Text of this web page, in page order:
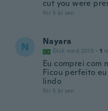
cut you were
för 5 år sen
N Nayara
Gick med 2019 · 1
Eu comprei com
Ficou perfeito
lindo
för 5 år sen